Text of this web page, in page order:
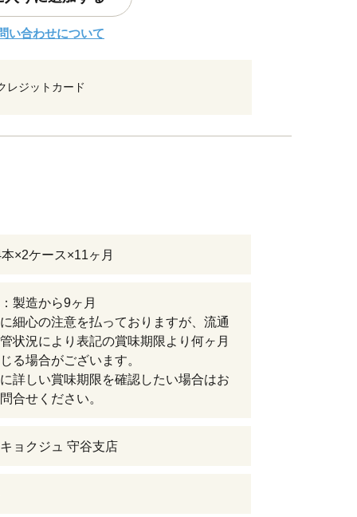
い合わせについて
レジットカード
×2ケース×11ヶ月
製造から9ヶ月
細心の注意を払っておりますが、流通
状況により表記の賞味期限より何ヶ月
る場合がございます。
詳しい賞味期限を確認したい場合はお
合せください。
ョクジュ 守谷支店